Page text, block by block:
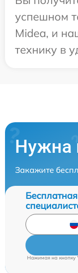
успешном
Midea, и
технику в
Нужна
Закажите
Нажимая на кнопку